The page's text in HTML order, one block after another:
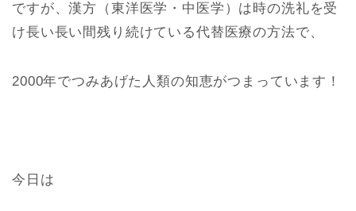
ですが、漢方（東洋医学・中医学）は時の洗礼を受
け長い長い間残り続けている代替医療の方法で、
2000年でつみあげた人類の知恵がつまっています！
今日は